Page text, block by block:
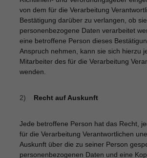
von dem für die Verarbeitung
Bestätigung darüber zu verlangen, ob
personenbezogene Daten verarbeitet
eine betroffene Person dieses
Anspruch nehmen, kann sie sich hierzu
Mitarbeiter des für die Verarbeitung
wenden.
2) Recht auf Auskunft
Jede betroffene Person hat das Recht,
für die Verarbeitung Verantwortlichen
Auskunft über die zu seiner Person
personenbezogenen Daten und eine